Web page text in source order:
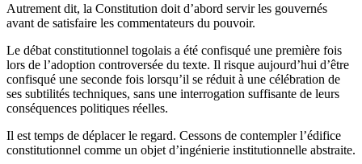
Autrement dit, la Constitution doit d’abord servir les gouvernés
avant de satisfaire les commentateurs du pouvoir.
Le débat constitutionnel togolais a été confisqué une première fois
lors de l’adoption controversée du texte. Il risque aujourd’hui d’être
confisqué une seconde fois lorsqu’il se réduit à une célébration de
ses subtilités techniques, sans une interrogation suffisante de leurs
conséquences politiques réelles.
Il est temps de déplacer le regard. Cessons de contempler l’édifice
constitutionnel comme un objet d’ingénierie institutionnelle abstraite.